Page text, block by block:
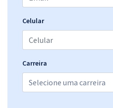
Celular
Carreira